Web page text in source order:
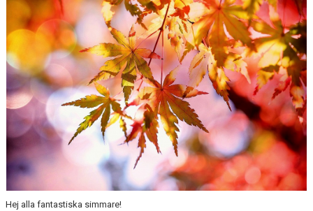
ARKIV
Hej alla fantastiska simmare!